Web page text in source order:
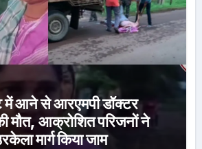
में आने से आरएमपी डॉक्टर
मौत, आक्रोशित परिजनों ने
मार्ग किया जाम